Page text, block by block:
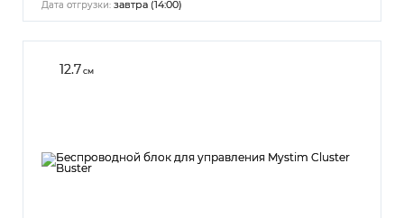
Дата отгрузки: завтра (14:00)
12.7см